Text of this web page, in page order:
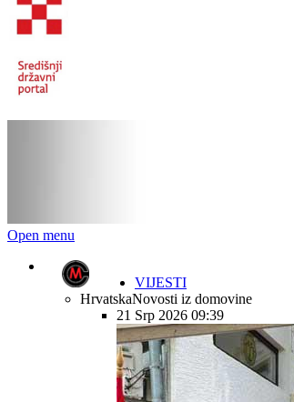
Open menu
VIJESTI
HrvatskaNovosti iz domovine
21 Srp 2026 09:39